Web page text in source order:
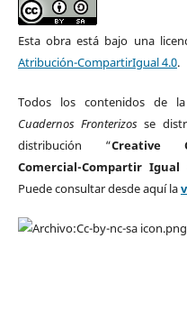
Esta obra está bajo una
Atribución-CompartirIgual 4.0.
Todos los contenidos de
Cuadernos Fronterizos se
distribución “Creative
Comercial-Compartir
Puede consultar desde aquí la